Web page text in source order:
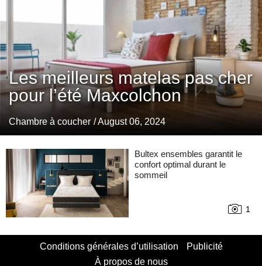
Les meilleurs matelas pas cher
pour l’été Maxcolchon
Chambre à coucher / August 06, 2024
Bultex ensembles garantit le
confort optimal durant le
sommeil
1
Conditions générales d’utilisation
Publicité
À propos de nous